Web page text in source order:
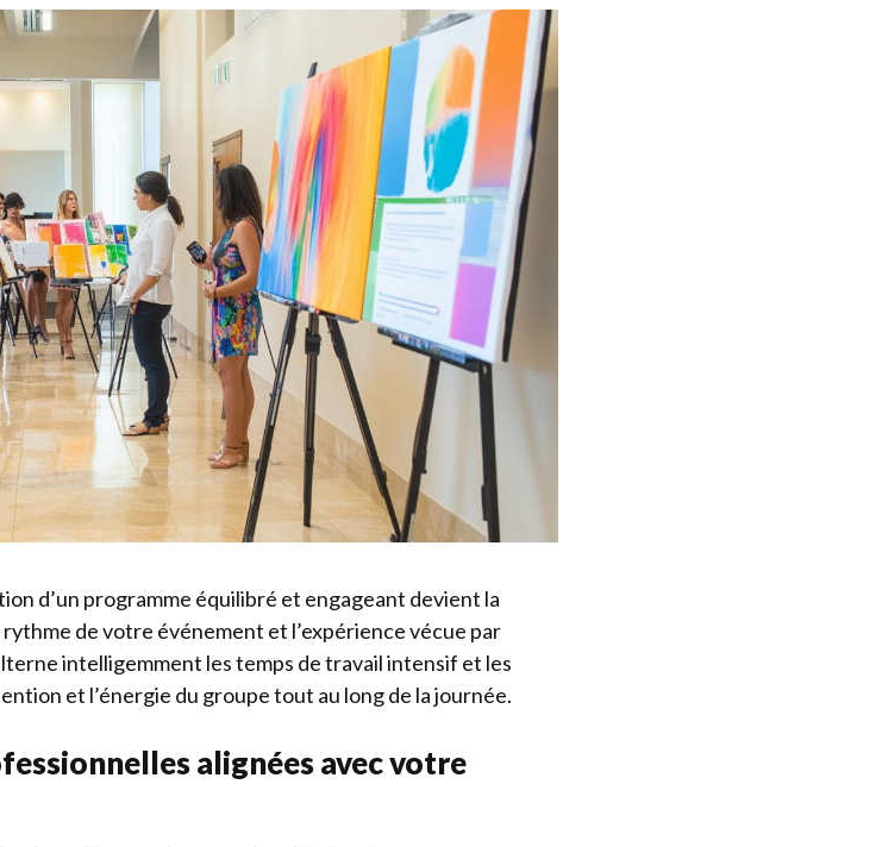
d’un programme équilibré et engageant devient la
de votre événement et l’expérience vécue par
intelligemment les temps de travail intensif et les
et l’énergie du groupe tout au long de la journée.
alignées avec votre